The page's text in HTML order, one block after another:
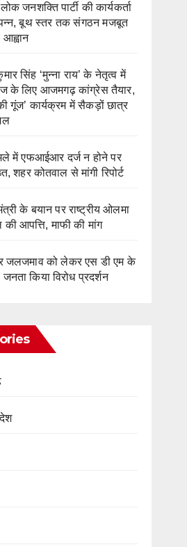
लोक जनशक्ति पार्टी की कार्यकर्ता
बूथ स्तर तक संगठन मजबूत
सिंह ‘मुन्ना राय’ के नेतृत्व में
के लिए आजमगढ़ कांग्रेस तैयार,
गूंज’ कार्यक्रम में सैकड़ों छात्र
में एफआईआर दर्ज न होने पर
शहर कोतवाल से मांगी रिपोर्ट
के बयान पर राष्ट्रीय ओलमा
आपत्ति, माफी की मांग
जलजमाव को लेकर एस डी एम के
जनता किया विरोध प्रदर्शन